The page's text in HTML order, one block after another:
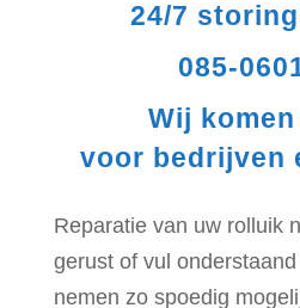
24/7
085-
Wij
voor bedrijven
Reparatie van uw rolluik
gerust of vul
nemen zo spoedig